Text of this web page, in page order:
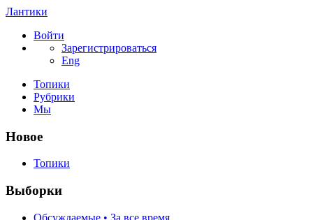
Лантики
Войти
Зарегистрироваться
Eng
Топики
Рубрики
Мы
Новое
Топики
Выборки
Обсуждаемые • За все время